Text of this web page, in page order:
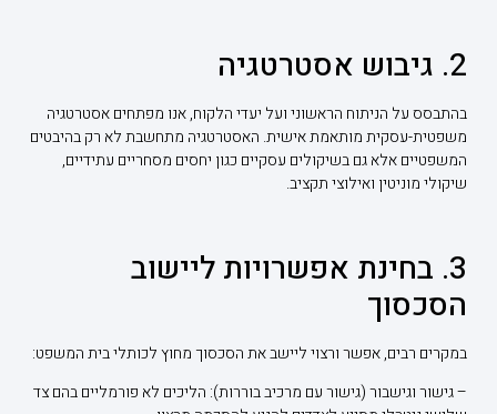
2. גיבוש אסטרטגיה
בהתבסס על הניתוח הראשוני ועל יעדי הלקוח, אנו מפתחים אסטרטגיה
משפטית-עסקית מותאמת אישית. האסטרטגיה מתחשבת לא רק בהיבטים
המשפטיים אלא גם בשיקולים עסקיים כגון יחסים מסחריים עתידיים,
שיקולי מוניטין ואילוצי תקציב.
3. בחינת אפשרויות ליישוב
הסכסוך
במקרים רבים, אפשר ורצוי ליישב את הסכסוך מחוץ לכותלי בית המשפט:
– גישור וגישבור (גישור עם מרכיב בוררות): הליכים לא פורמליים בהם צד